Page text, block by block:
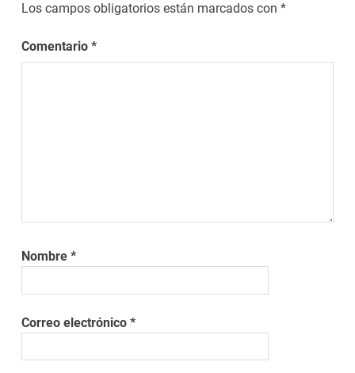
Los campos obligatorios están marcados con*
Comentario*
Nombre*
Correo electrónico*